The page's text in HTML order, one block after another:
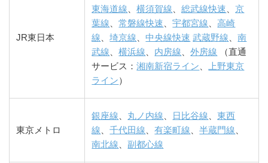
JR東日本
東海道線 、横須賀線 、総武線快速 、京
葉線 、常磐線快速 、宇都宮線 、高崎
線 、埼京線 、中央線快速 武蔵野線 、南
武線 、横浜線 内房線 、外房線 （直通
サービス：湘南新宿ライン
上野東京
ライン）
東京メトロ
銀座線 丸ノ内線 日比谷線 、東西
線 、千代田線 、有楽町線 、半蔵門線
南北線 、副都心線